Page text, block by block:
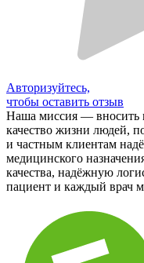
Авторизуйтесь,
чтобы оставить отзыв
Наша миссия — вносить
качество жизни людей,
и частным клиентам
медицинского
качества, надёжную
пациент и каждый врач